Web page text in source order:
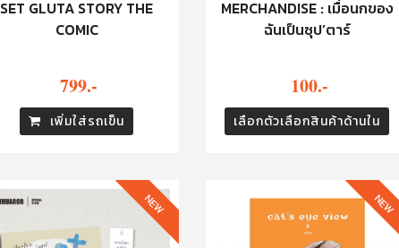
SET GLUTA STORY THE
COMIC
799.-
เพิ่มใส่รถเข็น
MERCHANDISE : เมื่อนกของ
ฉันเป็นซุป’ตาร์
100.-
เลือกตัวเลือกสินค้าด้านใน
NEW NEW